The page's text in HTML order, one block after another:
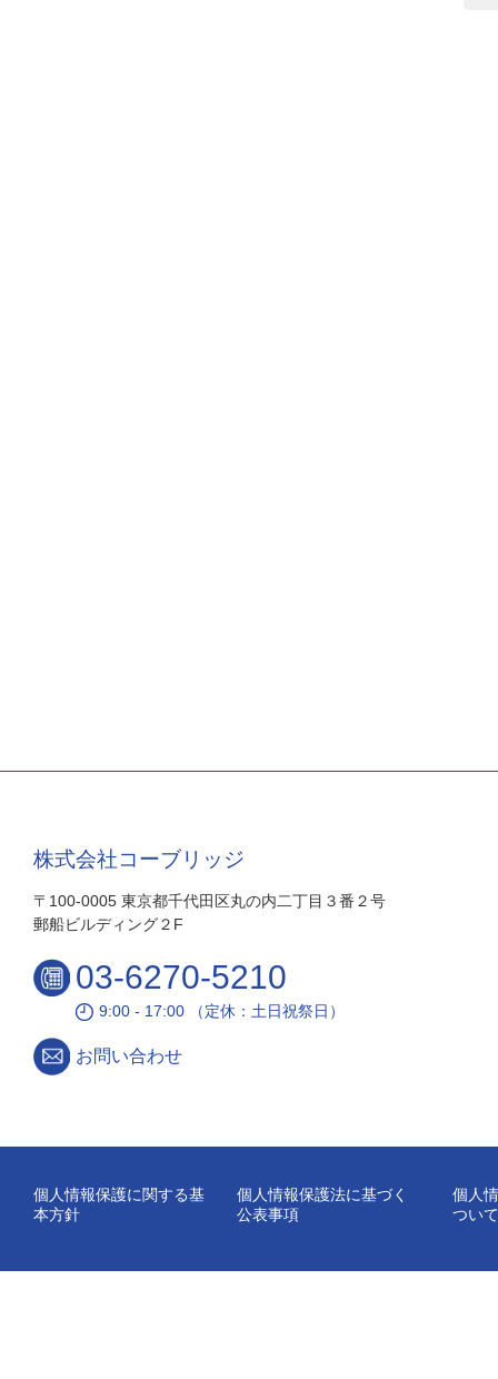
株式会社コーブリッジ
〒100-0005 東京都千代田区丸の内二丁目３番２号
郵船ビルディング２F
03-6270-5210
9:00 - 17:00 （定休：土日祝祭日）
お問い合わせ
個人情報保護に関する基
本方針
個人情報保護法に基づく
公表事項
個人
ついて